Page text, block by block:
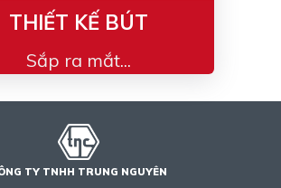
THIẾT KẾ BÚT
Sắp ra mắt...
TY TNHH TRUNG NGUYÊN